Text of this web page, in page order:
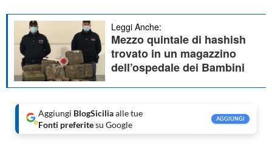
Leggi Anche:
Mezzo quintale di hashish
trovato in un magazzino
dell’ospedale dei Bambini
Aggiungi BlogSiciliaalle tue
Fonti preferitesu Google
AGGIUNGI